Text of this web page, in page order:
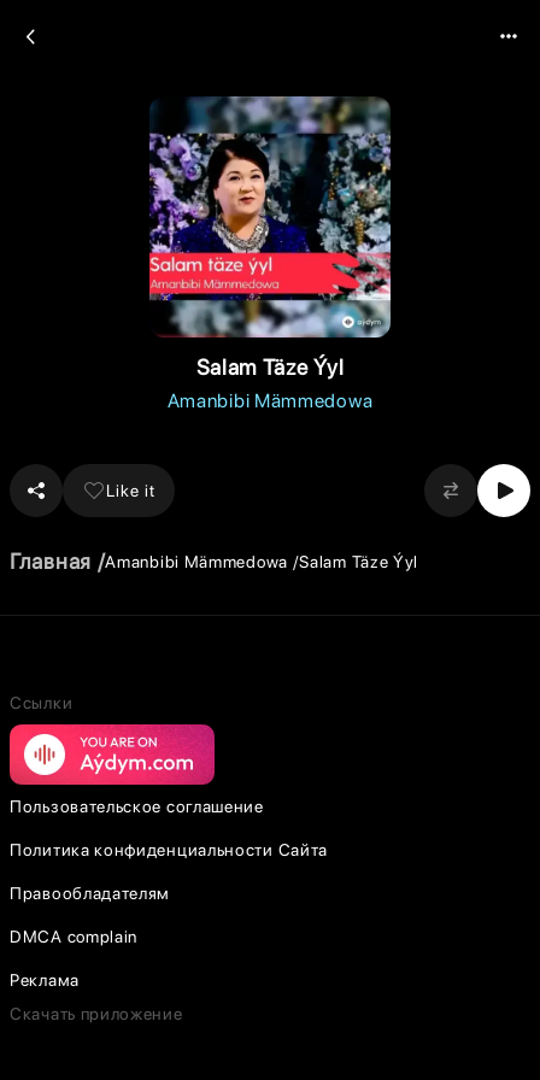
Salam Täze Ýyl
Amanbibi Mämmedowa
Like it
Главная Amanbibi Mämmedowa Salam Täze Ýyl
Ссылки
Пользовательское соглашение
Политика конфиденциальности Сайта
Правообладателям
DMCA complain
Реклама
Скачать приложение